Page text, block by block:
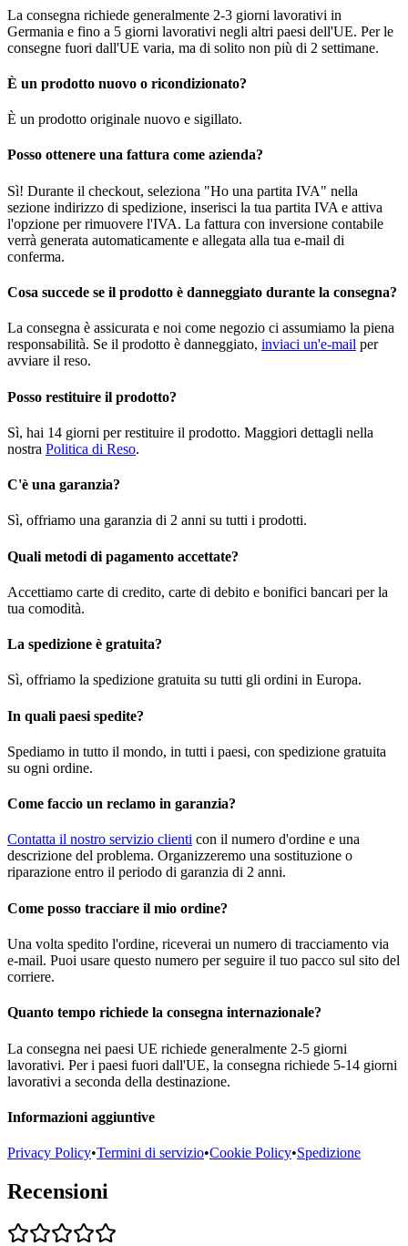
La consegna richiede generalmente 2-3 giorni lavorativi in
Germania e fino a 5 giorni lavorativi negli altri paesi dell'UE. Per le
consegne fuori dall'UE varia, ma di solito non più di 2 settimane.
È un prodotto nuovo o ricondizionato?
È un prodotto originale nuovo e sigillato.
Posso ottenere una fattura come azienda?
Sì! Durante il checkout, seleziona "Ho una partita IVA" nella
sezione indirizzo di spedizione, inserisci la tua partita IVA e attiva
l'opzione per rimuovere l'IVA. La fattura con inversione contabile
verrà generata automaticamente e allegata alla tua e-mail di
conferma.
Cosa succede se il prodotto è danneggiato durante la consegna?
La consegna è assicurata e noi come negozio ci assumiamo la piena
responsabilità. Se il prodotto è danneggiato, inviaci un'e-mail per
avviare il reso.
Posso restituire il prodotto?
Sì, hai 14 giorni per restituire il prodotto. Maggiori dettagli nella
nostra Politica di Reso.
C'è una garanzia?
Sì, offriamo una garanzia di 2 anni su tutti i prodotti.
Quali metodi di pagamento accettate?
Accettiamo carte di credito, carte di debito e bonifici bancari per la
tua comodità.
La spedizione è gratuita?
Sì, offriamo la spedizione gratuita su tutti gli ordini in Europa.
In quali paesi spedite?
Spediamo in tutto il mondo, in tutti i paesi, con spedizione gratuita
su ogni ordine.
Come faccio un reclamo in garanzia?
Contatta il nostro servizio clienti con il numero d'ordine e una
descrizione del problema. Organizzeremo una sostituzione o
riparazione entro il periodo di garanzia di 2 anni.
Come posso tracciare il mio ordine?
Una volta spedito l'ordine, riceverai un numero di tracciamento via
e-mail. Puoi usare questo numero per seguire il tuo pacco sul sito del
corriere.
Quanto tempo richiede la consegna internazionale?
La consegna nei paesi UE richiede generalmente 2-5 giorni
lavorativi. Per i paesi fuori dall'UE, la consegna richiede 5-14 giorni
lavorativi a seconda della destinazione.
Informazioni aggiuntive
Privacy Policy•Termini di servizio•Cookie Policy•Spedizione
Recensioni